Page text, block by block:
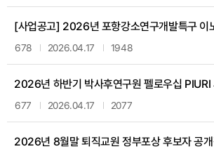
678 2026.04.17 1948
677 2026.04.17 2077